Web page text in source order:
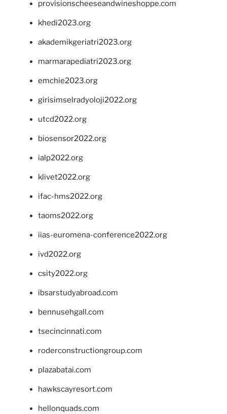
provisionscheeseandwineshoppe.com
khedi2023.org
akademikgeriatri2023.org
marmarapediatri2023.org
emchie2023.org
girisimselradyoloji2022.org
utcd2022.org
biosensor2022.org
ialp2022.org
klivet2022.org
ifac-hms2022.org
taoms2022.org
iias-euromena-conference2022.org
ivd2022.org
csity2022.org
ibsarstudyabroad.com
bennusehgall.com
tsecincinnati.com
roderconstructiongroup.com
plazabatai.com
hawkscayresort.com
hellonquads.com